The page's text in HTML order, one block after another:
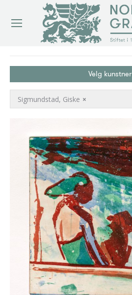
Velg kunstner
×
Sigmundstad, Giske